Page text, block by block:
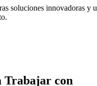
soluciones innovadoras y
Trabajar con